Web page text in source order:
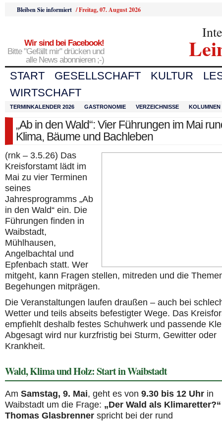
Bleiben Sie informiert /Freitag, 07. August 2026
Wir sind bei Facebook!
Bitte "Gefällt mir" drücken und
alle News abonnieren ;-)
START GESELLSCHAFT KULTUR
WIRTSCHAFT
TERMINKALENDER 2026 GASTRONOMIE VERZEICHNISSE KOLUMNEN
„Ab in den Wald“: Vier Führungen im Mai
Klima, Bäume und Bachleben
(rnk – 3.5.26) Das
Kreisforstamt lädt im
Mai zu vier Terminen
seines
Jahresprogramms „Ab
in den Wald“ ein. Die
Führungen finden in
Waibstadt,
Mühlhausen,
Angelbachtal und
Epfenbach statt. Wer
mitgeht, kann Fragen stellen, mitreden und die
Begehungen mitprägen.
Die Veranstaltungen laufen draußen – auch bei
Wetter und teils abseits befestigter Wege. Das
empfiehlt deshalb festes Schuhwerk und passende
Abgesagt wird nur kurzfristig bei Sturm, Gewitter oder
Krankheit.
Wald, Klima und Holz: Start in Waibstadt
Am Samstag, 9. Mai, geht es von 9.30 bis 12 Uhr in
Waibstadt um die Frage: „Der Wald als Klimaretter?“
Thomas Glasbrenner spricht bei der rund